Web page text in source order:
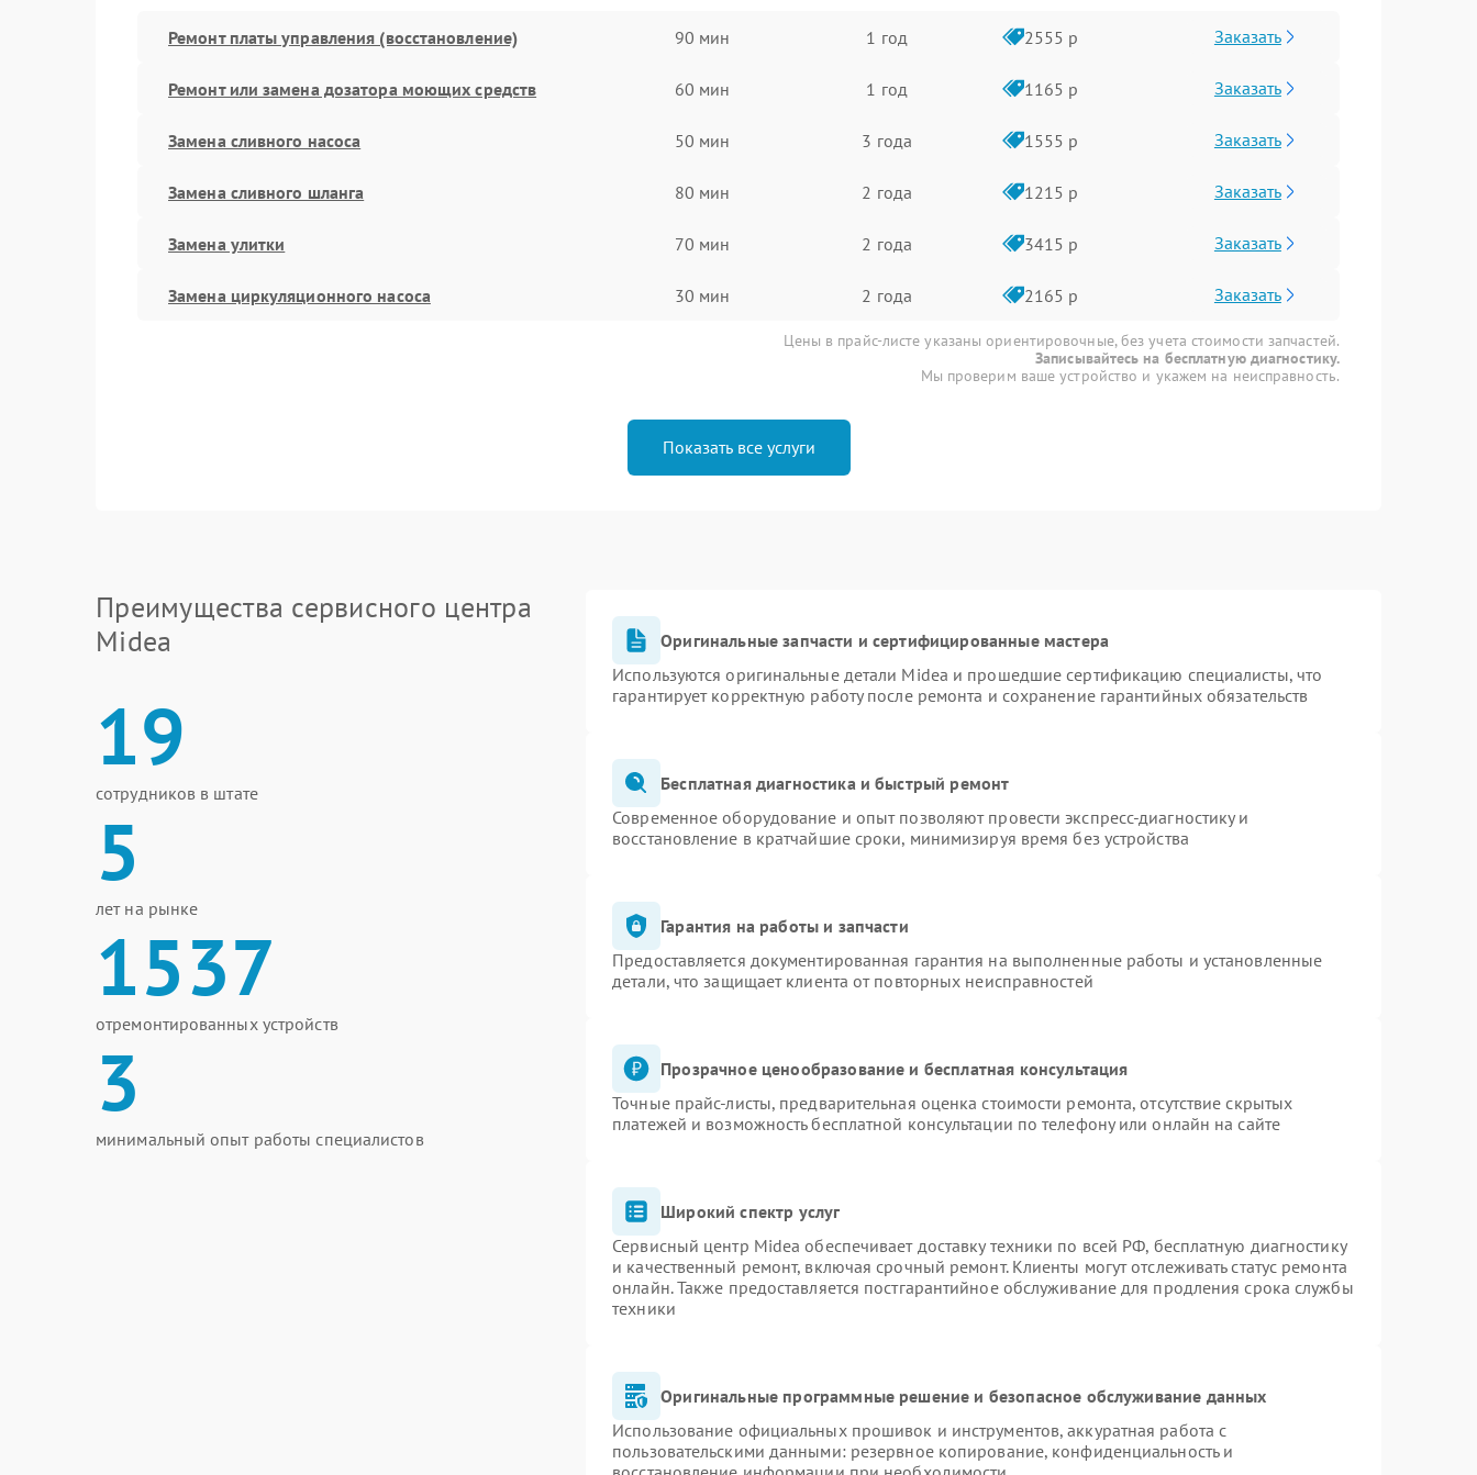
Ремонт платы управления (восстановление) 90 мин 1 год 2555 р Заказать
Ремонт или замена дозатора моющих средств 60 мин 1 год 1165 р Заказать
Замена сливного насоса 50 мин 3 года 1555 р Заказать
Замена сливного шланга 80 мин 2 года 1215 р Заказать
Замена улитки 70 мин 2 года 3415 р Заказать
Замена циркуляционного насоса 30 мин 2 года 2165 р Заказать
Цены в прайс-листе указаны ориентировочные, без учета стоимости запчастей.
Записывайтесь на бесплатную диагностику.
Мы проверим ваше устройство и укажем на неисправность.
Показать все услуги
Преимущества сервисного центра
Midea
19
сотрудников в штате
5
лет на рынке
1537
отремонтированных устройств
3
минимальный опыт работы специалистов
Оригинальные запчасти и сертифицированные мастера
Используются оригинальные детали Midea и прошедшие сертификацию специалисты, что
гарантирует корректную работу после ремонта и сохранение гарантийных обязательств
Бесплатная диагностика и быстрый ремонт
Современное оборудование и опыт позволяют провести экспресс-диагностику и
восстановление в кратчайшие сроки, минимизируя время без устройства
Гарантия на работы и запчасти
Предоставляется документированная гарантия на выполненные работы и установленные
детали, что защищает клиента от повторных неисправностей
Прозрачное ценообразование и бесплатная консультация
Точные прайс-листы, предварительная оценка стоимости ремонта, отсутствие скрытых
платежей и возможность бесплатной консультации по телефону или онлайн на сайте
Широкий спектр услуг
Сервисный центр Midea обеспечивает доставку техники по всей РФ, бесплатную диагностику
и качественный ремонт, включая срочный ремонт. Клиенты могут отслеживать статус ремонта
онлайн. Также предоставляется постгарантийное обслуживание для продления срока службы
техники
Оригинальные программные решение и безопасное обслуживание данных
Использование официальных прошивок и инструментов, аккуратная работа с
пользовательскими данными: резервное копирование, конфиденциальность и